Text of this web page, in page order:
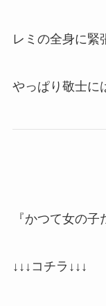
レミの全身に緊
やっぱり敬士に
『かつて女の
↓↓↓コチラ↓↓↓